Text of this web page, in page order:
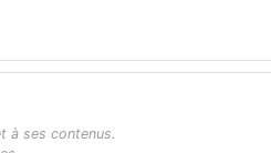
à ses contenus.